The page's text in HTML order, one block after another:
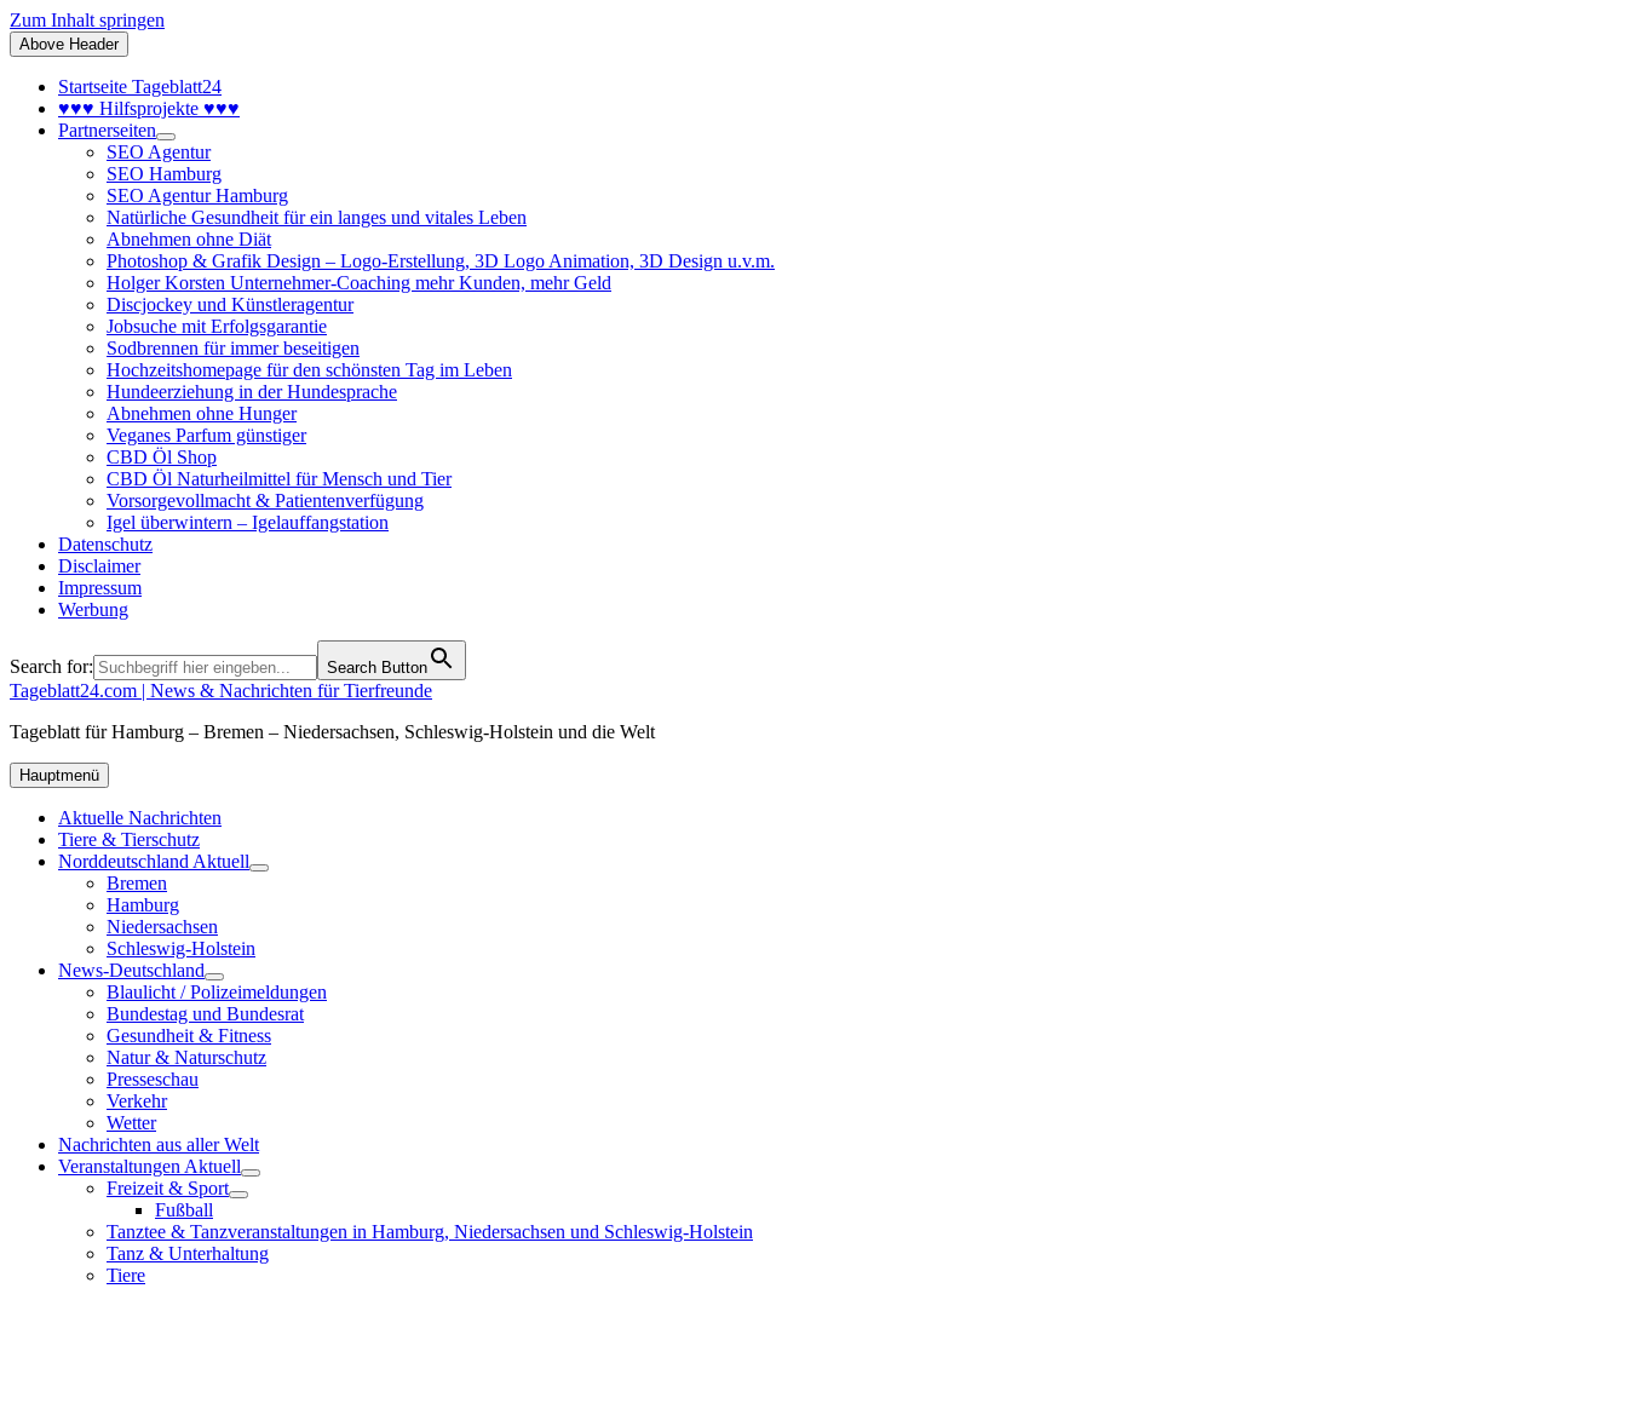
Zum Inhalt springen
Above Header
Startseite Tageblatt24
♥♥♥ Hilfsprojekte ♥♥♥
Partnerseiten
SEO Agentur
SEO Hamburg
SEO Agentur Hamburg
Natürliche Gesundheit für ein langes und vitales Leben
Abnehmen ohne Diät
Photoshop & Grafik Design – Logo-Erstellung, 3D Logo Animation, 3D Design u.v.m.
Holger Korsten Unternehmer-Coaching mehr Kunden, mehr Geld
Discjockey und Künstleragentur
Jobsuche mit Erfolgsgarantie
Sodbrennen für immer beseitigen
Hochzeitshomepage für den schönsten Tag im Leben
Hundeerziehung in der Hundesprache
Abnehmen ohne Hunger
Veganes Parfum günstiger
CBD Öl Shop
CBD Öl Naturheilmittel für Mensch und Tier
Vorsorgevollmacht & Patientenverfügung
Igel überwintern – Igelauffangstation
Datenschutz
Disclaimer
Impressum
Werbung
Search for: Search Button
Tageblatt24.com | News & Nachrichten für Tierfreunde
Tageblatt für Hamburg – Bremen – Niedersachsen, Schleswig-Holstein und die Welt
Hauptmenü
Aktuelle Nachrichten
Tiere & Tierschutz
Norddeutschland Aktuell
Bremen
Hamburg
Niedersachsen
Schleswig-Holstein
News-Deutschland
Blaulicht / Polizeimeldungen
Bundestag und Bundesrat
Gesundheit & Fitness
Natur & Naturschutz
Presseschau
Verkehr
Wetter
Nachrichten aus aller Welt
Veranstaltungen Aktuell
Freizeit & Sport
Fußball
Tanztee & Tanzveranstaltungen in Hamburg, Niedersachsen und Schleswig-Holstein
Tanz & Unterhaltung
Tiere